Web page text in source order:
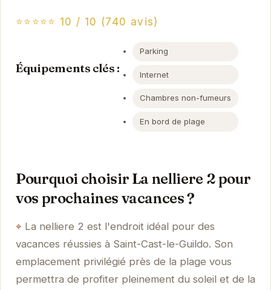
⭐⭐⭐⭐⭐ 10 / 10 (740 avis)
Équipements clés :
Parking
Internet
Chambres non-fumeurs
En bord de plage
Pourquoi choisir La nelliere 2 pour
vos prochaines vacances ?
La nelliere 2 est l'endroit idéal pour des
vacances réussies à Saint-Cast-le-Guildo. Son
emplacement privilégié près de la plage vous
permettra de profiter pleinement du soleil et de la